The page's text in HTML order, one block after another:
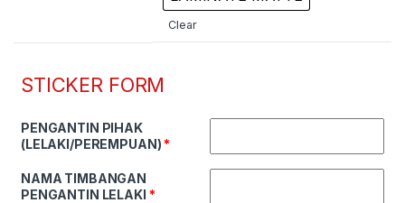
Clear
STICKER FORM
PENGANTIN PIHAK
(LELAKI/PEREMPUAN)*
NAMA TIMBANGAN
PENGANTIN LELAKI *